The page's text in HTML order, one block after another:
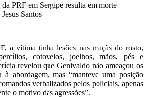
da PRF em Sergipe resulta em morte
Santos
a vítima tinha lesões nas maçãs do rosto,
cotovelos, joelhos, mãos, pés e
revelou que Genivaldo não ameaçou os
abordagem, mas “manteve uma posição
verbalizados pelos policiais, apenas
o motivo das agressões”.